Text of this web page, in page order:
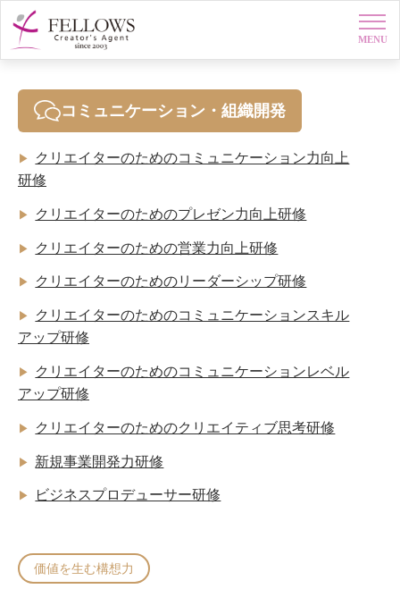
MENU
コミュニケーション・組織開発
▶
クリエイターのためのコミュニケーション力向上
研修
▶ クリエイターのためのプレゼン力向上研修
▶ クリエイターのための営業力向上研修
▶ クリエイターのためのリーダーシップ研修
▶
クリエイターのためのコミュニケーションスキル
アップ研修
▶
クリエイターのためのコミュニケーションレベル
アップ研修
▶ クリエイターのためのクリエイティブ思考研修
▶ 新規事業開発力研修
▶ ビジネスプロデューサー研修
価値を生む構想力